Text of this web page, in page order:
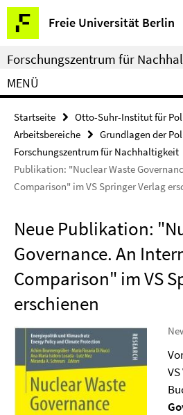
Springe
direkt
zu
Inhalt
Freie Universität Berlin
Service-
Navigation
Forschungszentrum für
MENÜ
Startseite
Otto-Suhr-Institut für
Arbeitsbereiche
Grundlagen der
Forschungszentrum für Nachhaltigkeit
Publikation: "Nuclear Waste
Comparison" im VS Springer Verlag
Neue Publikation:
Governance. An
Comparison" im VS
erschienen